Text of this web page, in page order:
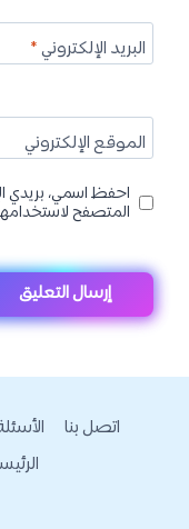
البريد الإلكتروني*
الموقع الإلكتروني
احفظ اسمي، بريدي
المتصفح
اتصل بنا